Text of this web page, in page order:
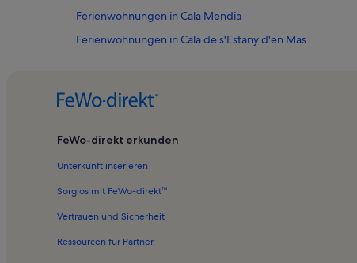
Ferienwohnungen in Cala Mendia
Ferienwohnungen in Cala de s'Estany d'en Mas
Ferienwohnungen in Strand Cala Antena
Ferienwohnungen in Cala Romantica
FeWo-direkt erkunden
Unterkunft inserieren
Sorglos mit FeWo-direkt™
Vertrauen und Sicherheit
Ressourcen für Partner